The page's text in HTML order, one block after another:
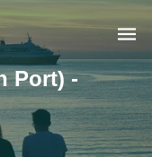
Port) -